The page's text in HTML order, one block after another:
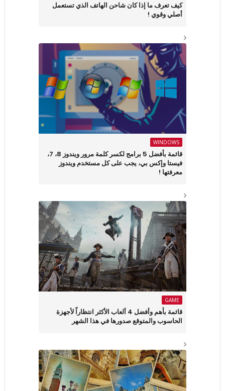
كيف تعرف ما إذا كان شاحن الهاتف الذي تستعمل
أصلي وقوي !
WINDOWS
قائمة بأفضل 5 برامج لكسر كلمة مرور ويندوز 8، 7،
فيستا وإكس بي، يجب على كل مستخدم ويندوز
معرفتها !
GAME
قائمة بأهم وأفضل 4 ألعاب الأكثر انتظاراً لأجهزة
الحاسوب والمتوقع صدورها في هذا الشهر